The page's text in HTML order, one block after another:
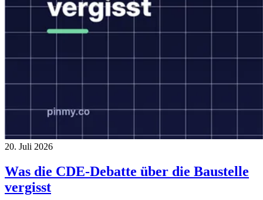
20. Juli 2026
Was die CDE-Debatte über die Baustelle
vergisst